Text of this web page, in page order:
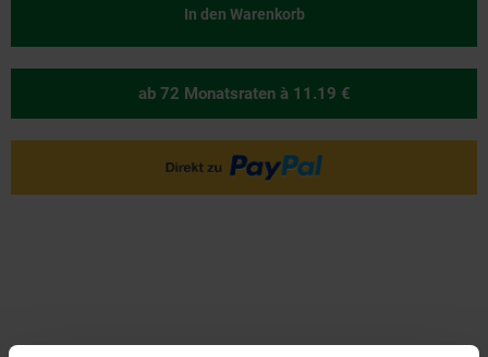
In den Warenkorb
ab 72 Monatsraten à 11.19 €